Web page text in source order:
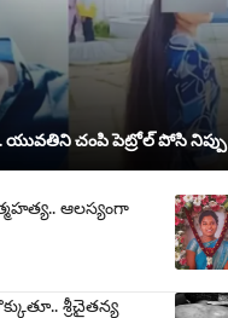
చంపి పెట్రోల్ పోసి నిప్పు
ఆలస్యంగా
శ్రీచైతన్య